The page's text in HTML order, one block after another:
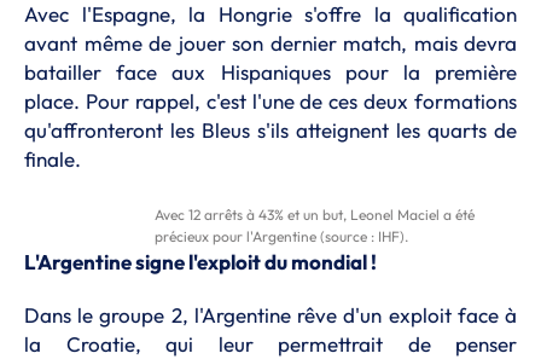
Avec l'Espagne, la Hongrie s'offre la qualification
avant même de jouer son dernier match, mais devra
batailler face aux Hispaniques pour la première
place. Pour rappel, c'est l'une de ces deux formations
qu'affronteront les Bleus s'ils atteignent les quarts de
finale.
Avec 12 arrêts à 43% et un but, Leonel Maciel a été
précieux pour l'Argentine (source : IHF).
L'Argentine signe l'exploit du mondial !
Dans le groupe 2, l'Argentine rêve d'un exploit face à
la Croatie, qui leur permettrait de penser